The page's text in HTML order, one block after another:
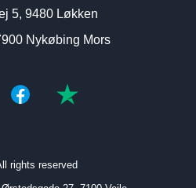
5, 9480 Løkken
Nykøbing Mors
rights reserved